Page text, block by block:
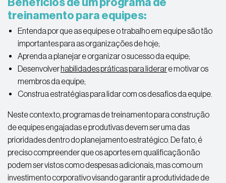
treinamento para equipes:
Entenda por que as equipes e o trabalho em equipe são tão
importantes para as organizações de hoje;
Aprenda a planejar e organizar o sucesso da equipe;
Desenvolverhabilidades práticas para liderare motivar os
membros da equipe;
Construa estratégias para lidar com os desafios da equipe.
Neste contexto, programas de treinamento para construção
de equipes engajadas e produtivas devem ser uma das
prioridades dentro do planejamento estratégico. De fato, é
preciso compreender que os aportes em qualificação não
podem ser vistos como despesas adicionais, mas como um
investimento corporativo visando garantir a produtividade de